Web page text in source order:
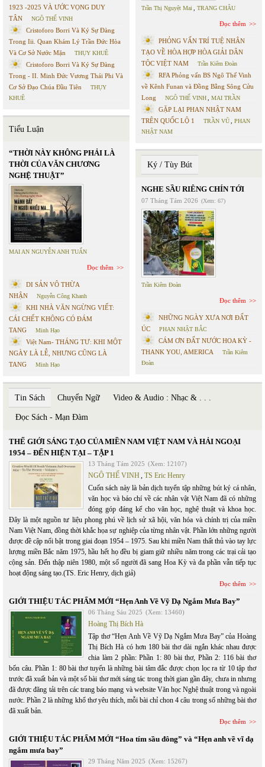
1923 -2025 VÀ ƯỚC VỌNG DUY
TÂN
NGÔ THẾ VINH
Cristoforo Borri Và Ký Sự Đàng
Trong Iii. Quan Khám Lý Trần Đức Hòa
Và Cơ Sở Nước Mặn
THỤY KHUÊ
Cristoforo Borri Và Ký Sự Đàng
Trong - II. Minh Đức Vương Thái Phi Và
Cơ Sở Đạo Chúa Đầu Tiên
THỤY
KHUÊ
Tiểu Luận
“THỜI NÀY KHÔNG PHẢI LÀ
THỜI CỦA VĂN CHƯƠNG
NGHỆ THUẬT”
MAI AN NGUYỄN ANH TUẤN
Đọc thêm
DI SẢN VÔ THỪA
NHẬN
Nguyễn Công Khanh
KHI NHÀ VĂN NGỪNG VIẾT:
CÁI CHẾT KHÔNG CÓ ĐÁM
TANG
Minh Hạo
Việt Nam- THÁNG TƯ: KHI MỘT
NGÀY LÀ LỄ, NHƯNG CŨNG LÀ
TANG
Minh Hạo
Trần Thị Nguyệt Mai TRANG CHÂU
Đọc thêm
PHỎNG VẤN TRÍ TUỆ NHÂN
TẠO VỀ HÒA HỢP HÒA GIẢI DÂN
TỘC VIỆT NAM
Trần Kiêm Đoàn
RFA Phỏng vấn BS Ngô Thế Vinh
về Kênh Funan và Đồng Bằng Sông Cửu
Long
NGÔ THẾ VINH MAI TRẦN
GẶP LẠI PHAN NHẬT NAM
TRÊN QUỐC LỘ 1
TRẦN VŨ
PHAN
NHẬT NAM
Ký / Tùy Bút
NGHE SẦU RIÊNG CHÍN TỚI
07 Tháng Tám 2026 (Xem: 67)
Trần Kiêm Đoàn
Đọc thêm
NHỮNG NGÀY XƯA NƠI ĐẤT
ÚC
PHAN NHẬT BẮC
CÁM ƠN ĐẤT NƯỚC HOA KỲ -
THANK YOU, AMERICA
Trần Kiêm
Đoàn
Tin Sách Chuyển Ngữ Video & Audio : Nhạc & . . .
Đọc Sách - Mạn Đàm
THẾ GIỚI SÁNG TẠO CỦA MIỀN NAM VIỆT NAM VÀ HẢI NGOẠI
1954 – ĐẾN HIỆN TẠI – TẬP 1
13 Tháng Tám 2025 (Xem: 12107)
NGÔ THẾ VINH, TS Eric Henry
Cuốn sách này là bản dịch tuyển tập những bút ký cá nhân,
văn học và báo chí về các nhân vật Việt Nam đã có những
đóng góp đáng kể cho văn học, nghệ thuật và khoa học.
Đây là một nguồn tư liệu phong phú về lịch sử xã hội, văn hóa và chính trị của miền
Nam Việt Nam, đồng thời khắc họa sự nghiệp của từng nhân vật. Phần lớn những người
được đề cập nổi bật trong giai đoạn 1954 – 1975. Sau khi miền Nam thất thủ vào tay lực
lượng miền Bắc năm 1975, hầu hết họ đều bị giam giữ nhiều năm trong các trại cải tạo
cộng sản. Đến thập niên 1980, một số người đã sang Hoa Kỳ và đa phần vẫn tiếp tục
hoạt động sáng tạo.(TS. Eric Henry, dịch giả)
Đọc thêm
GIỚI THIỆU TÁC PHẨM MỚI “Hẹn Anh Về Vỹ Dạ Ngắm Mưa Bay”
06 Tháng Sáu 2025 (Xem: 13460)
Hoàng Thị Bích Hà
Tập thơ “Hẹn Anh Về Vỹ Dạ Ngắm Mưa Bay” của Hoàng
Thị Bích Hà có hơn 180 bài thơ dài ngắn khác nhau được
chia làm 2 phần: Phần 1: 80 bài thơ, Phần 2: 116 bài thơ
bốn câu. Phần 1: 80 bài thơ tuyển là những bài tâm đắc được chọn lọc ra từ 10 tập thơ
trước đã xuất bản và một số bài thơ mới sáng tác trong thời gian gần đây, chưa in nhưng
đã được đăng tải trên các trang báo mạng và website Văn học Nghệ thuật trong và ngoài
nước. Phần 2 là những khổ thơ yêu thích, mỗi bài chỉ chon 4 câu trong số những bài thơ
đã xuất bản.
Đọc thêm
GIỚI THIỆU TÁC PHẨM MỚI “Hoa tím sầu đông” và “Hẹn anh về vĩ dạ
ngắm mưa bay”
29 Tháng Năm 2025 (Xem: 15267)